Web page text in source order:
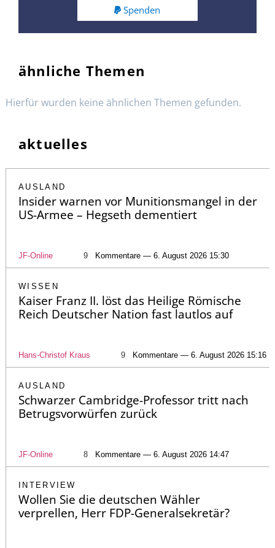
Spenden
ähnliche Themen
Hierfür wurden keine ähnlichen Themen gefunden.
aktuelles
AUSLAND
Insider warnen vor Munitionsmangel in der
US-Armee – Hegseth dementiert
JF-Online 9 Kommentare — 6. August 2026 15:30
WISSEN
Kaiser Franz II. löst das Heilige Römische
Reich Deutscher Nation fast lautlos auf
Hans-Christof Kraus 9 Kommentare — 6. August 2026 15:16
AUSLAND
Schwarzer Cambridge-Professor tritt nach
Betrugsvorwürfen zurück
JF-Online 8 Kommentare — 6. August 2026 14:47
INTERVIEW
Wollen Sie die deutschen Wähler
verprellen, Herr FDP-Generalsekretär?